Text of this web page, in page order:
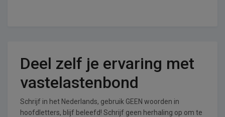
Deel zelf je ervaring met
vastelastenbond
Schrijf in het Nederlands, gebruik GEEN woorden in
hoofdletters, blijf beleefd! Schrijf geen herhaling op om te